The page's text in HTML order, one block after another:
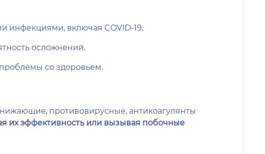
инфекциями, включая COVID-19.
осложнений.
со здоровьем.
противовирусные, антикоагулянты
их эффективность или вызывая побочные